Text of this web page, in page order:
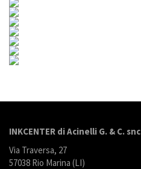
INKCENTER di Acinelli G. & C. snc
Via Traversa, 27
57038 Rio Marina (LI)